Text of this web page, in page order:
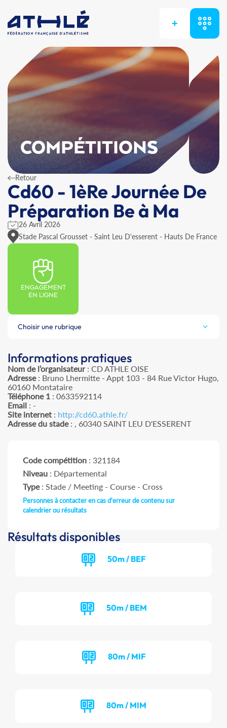
+
COMPÉTITIONS
Retour
Cd60 - 1èRe Journée De
Préparation Be à Ma
26 Avril 2026
Stade Pascal Grousset - Saint Leu D'esserent - Hauts De France
ENGAGEMENT
EN LIGNE
Choisir une rubrique
Informations pratiques
Nom de l’organisateur: CD ATHLE OISE
Adresse: Bruno Lhermitte - Appt 103 - 84 Rue Victor Hugo,
60160 Montataire
Téléphone 1 : 0633592114
Email : -
Site internet : http://cd60.athle.fr/
Adresse du stade: , 60340 SAINT LEU D'ESSERENT
Code compétition : 321184
Niveau : Départemental
Type: Stade / Meeting - Course - Cross
Personnes à contacter en cas d'erreur de contenu sur
calendrier ou résultats
Résultats disponibles
50m / BEF
50m / BEM
80m / MIF
80m / MIM